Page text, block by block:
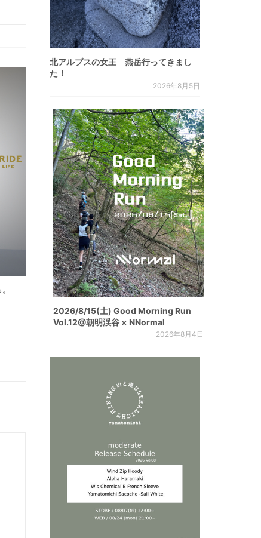
北アルプスの女王 燕岳行ってきまし
た！
2026年8月5日
2026/8/15(土) Good Morning Run
Vol.12@朝明渓谷 × NNormal
2026年8月4日